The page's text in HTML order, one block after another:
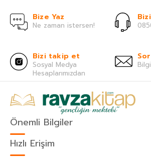
Bize Yaz
Ne zaman istersen!
Bizi takip et
Sosyal Medya
Hesaplarımızdan
Önemli Bilgiler
Hızlı Erişim